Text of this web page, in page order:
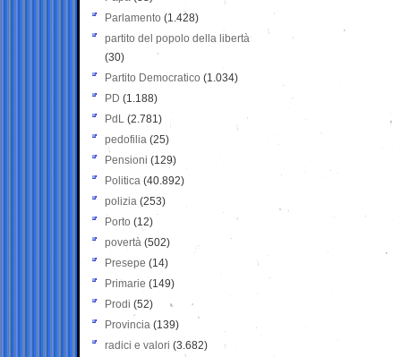
Parlamento (1.428)
partito del popolo della libertà
(30)
Partito Democratico (1.034)
PD (1.188)
PdL (2.781)
pedofilia (25)
Pensioni (129)
Politica (40.892)
polizia (253)
Porto (12)
povertà (502)
Presepe (14)
Primarie (149)
Prodi (52)
Provincia (139)
radici e valori (3.682)